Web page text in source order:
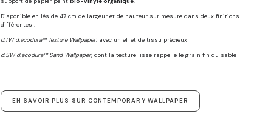
Disponible en lés de 47 cm de largeur et de hauteur sur mesure dans deux finitions
différentes :
d.TW d.ecodura™ Texture Wallpaper, avec un effet de tissu précieux
d.SW d.ecodura™ Sand Wallpaper, dont la texture lisse rappelle le grain fin du sable
EN SAVOIR PLUS SUR CONTEMPORARY WALLPAPER